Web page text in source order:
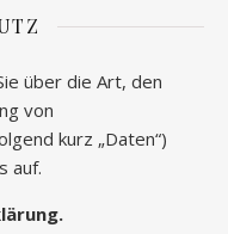
über die Art, den
von
kurz „Daten“)
auf.